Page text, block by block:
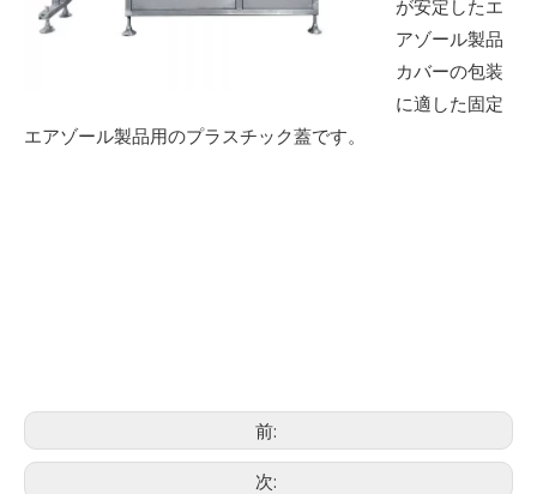
が安定したエ
アゾール製品
カバーの包装
に適した固定
エアゾール製品用のプラスチック蓋です。
前:
次: